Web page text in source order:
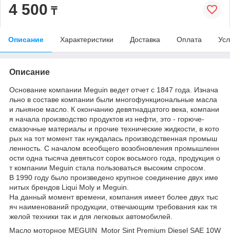
4 500 ₸
Описание Характеристики Доставка Оплата
Описание
Основание компании Meguin ведет отчет с 1847 года. Изнача
льно в составе компании были многофункциональные масла
и льняное масло. К окончанию девятнадцатого века, компани
я начала производство продуктов из нефти, это - горюче-
смазочные материалы и прочие технические жидкости, в кото
рых на тот момент так нуждалась производственная промыш
ленность. С началом всеобщего возобновления промышленн
ости одна тысяча девятьсот сорок восьмого года, продукция о
т компании Meguin стала пользоваться высоким спросом.
В 1990 году было произведено крупное соединение двух име
нитых брендов Liqui Moly и Meguin.
На данный момент времени, компания имеет более двух тыс
яч наименований продукции, отвечающим требования как тя
желой техники так и для легковых автомобилей.
Масло моторное MEGUIN Motor Sint Premium Diesel SAE 10W